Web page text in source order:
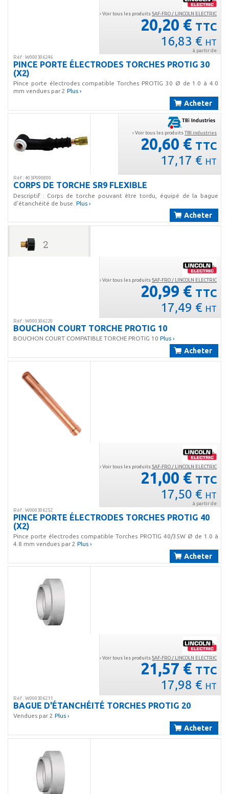
› Voir tous les produitsSAF-FRO / LINCOLN ELECTRIC
20,20 € TTC
16,83 € HT
à partir de
Réf : W000306246
PINCE PORTE ÉLECTRODES TORCHES PROTIG 30
(X2)
Pince porte électrodes compatible Torches PROTIG 30 Ø de 1.0 à 4.0
mm vendues par 2 Plus ›
Acheter
› Voir tous les produitsTBI industries
20,60 € TTC
17,17 € HT
Réf : 403P090800
CORPS DE TORCHE SR9 FLEXIBLE
Descriptif : Corps de torche pouvant être tordu, équipé de la bague
d'étanchéité de buse. Plus ›
Acheter
› Voir tous les produitsSAF-FRO / LINCOLN ELECTRIC
20,99 € TTC
17,49 € HT
Réf : W000306220
BOUCHON COURT TORCHE PROTIG 10
BOUCHON COURT COMPATIBLE TORCHE PROTIG 10 Plus ›
Acheter
› Voir tous les produitsSAF-FRO / LINCOLN ELECTRIC
21,00 € TTC
17,50 € HT
à partir de
Réf : W000306252
PINCE PORTE ÉLECTRODES TORCHES PROTIG 40
(X2)
Pince porte électrodes compatible Torches PROTIG 40/35W Ø de 1.0 à
4.8 mm vendues par 2 Plus ›
Acheter
› Voir tous les produitsSAF-FRO / LINCOLN ELECTRIC
21,57 € TTC
17,98 € HT
Réf : W000306211
BAGUE D'ÉTANCHÉITÉ TORCHES PROTIG 20
Vendues par 2 Plus ›
Acheter